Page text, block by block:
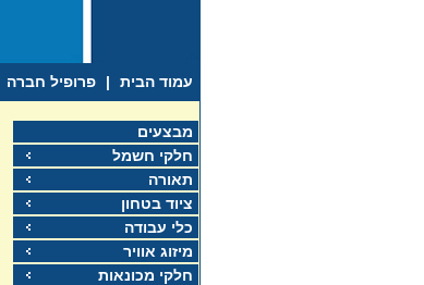
עמוד הבית | פרופיל חברה
מבצעים
חלקי חשמל
תאורה
ציוד בטחון
כלי עבודה
מיזוג אוויר
חלקי מכונאות